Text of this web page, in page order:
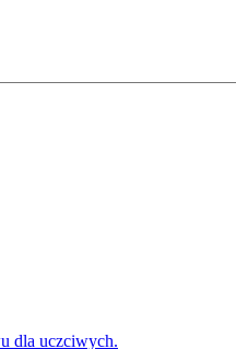
dla uczciwych.